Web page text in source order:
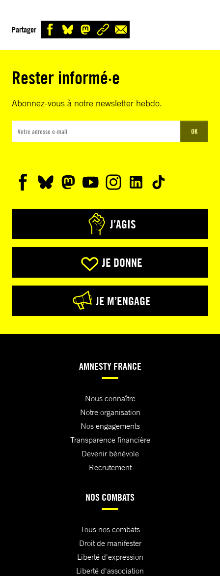
Partager
Rester informé·e
Abonnez-vous à notre newsletter hebdo.
OK
J’AGIS
JE DONNE
JE M’ENGAGE
AMNESTY FRANCE
Nous connaître
Notre organisation
Nos engagements
Transparence financière
Devenir bénévole
Recrutement
NOS COMBATS
Tous nos combats
Droit de manifester
Liberté d'expression
Liberté d'association